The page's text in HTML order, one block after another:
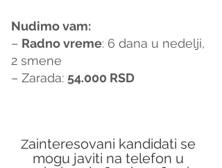
Nudimo vam:
– Radno vreme: 6 dana u nedelji,
2 smene
– Zarada: 54.000 RSD
Zainteresovani kandidati se
mogu javiti na telefon u